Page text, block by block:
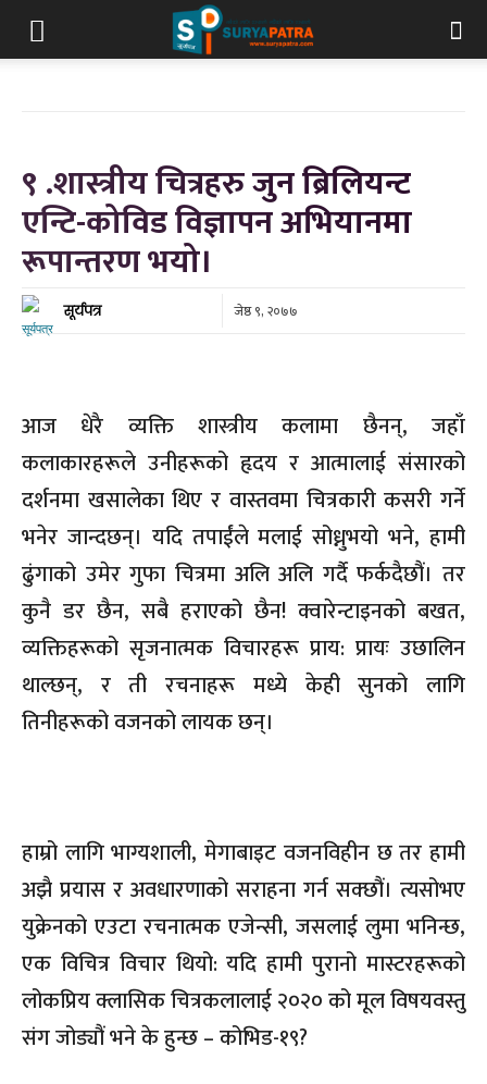
९ .शास्त्रीय चित्रहरु जुन ब्रिलियन्ट
एन्टि-कोविड विज्ञापन अभियानमा
रूपान्तरण भयो।
सूर्यपत्र जेष्ठ ९, २०७७
आज धेरै व्यक्ति शास्त्रीय कलामा छैनन्, जहाँ
कलाकारहरूले उनीहरूको हृदय र आत्मालाई संसारको
दर्शनमा खसालेका थिए र वास्तवमा चित्रकारी कसरी गर्ने
भनेर जान्दछन्। यदि तपाईंले मलाई सोध्नुभयो भने, हामी
ढुंगाको उमेर गुफा चित्रमा अलि अलि गर्दै फर्कदैछौं। तर
कुनै डर छैन, सबै हराएको छैन! क्वारेन्टाइनको बखत,
व्यक्तिहरूको सृजनात्मक विचारहरू प्राय: प्रायः उछालिन
थाल्छन्, र ती रचनाहरू मध्ये केही सुनको लागि
तिनीहरूको वजनको लायक छन्।
हाम्रो लागि भाग्यशाली, मेगाबाइट वजनविहीन छ तर हामी
अझै प्रयास र अवधारणाको सराहना गर्न सक्छौं। त्यसोभए
युक्रेनको एउटा रचनात्मक एजेन्सी, जसलाई लुमा भनिन्छ,
एक विचित्र विचार थियो: यदि हामी पुरानो मास्टरहरूको
लोकप्रिय क्लासिक चित्रकलालाई २०२० को मूल विषयवस्तु
संग जोड्यौं भने के हुन्छ – कोभिड-१९?